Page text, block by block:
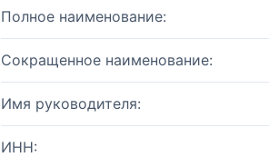
Полное наименование:
Сокращенное наименование:
Имя руководителя:
ИНН: